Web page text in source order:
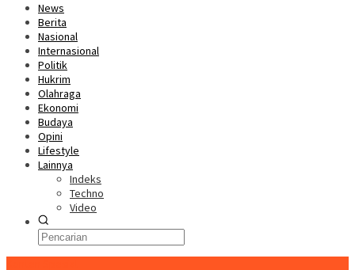
News
Berita
Nasional
Internasional
Politik
Hukrim
Olahraga
Ekonomi
Budaya
Opini
Lifestyle
Lainnya
Indeks
Techno
Video